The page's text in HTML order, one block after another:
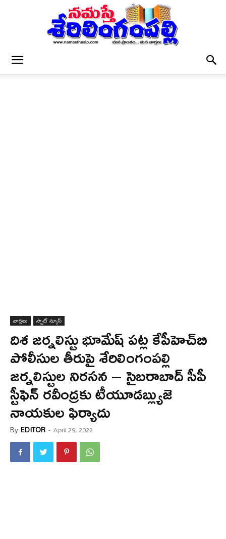
వార్త‌లు స్పాట్ న్యూస్
దిశ జర్నలిస్టు భూమేష్ పట్ల కేపీహెచ్‌బి
పోలీసుల తీరుపై శేరిలింగంపల్లి
జర్నలిస్టుల నిరసన – సైబరాబాద్ సీపీ
స్టీఫెన్ రవీంద్రకు టీయూడబ్ల్యుజె
నాయకుల ఫిర్యాదు
ByEDITOR - April 29, 2022